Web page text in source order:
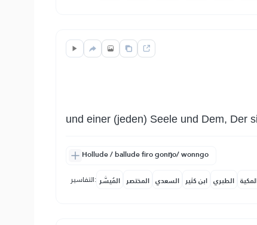
und einer (jeden) Seele und Dem, Der
Hollude / ballude firo gonŋo/ wonngo
التفاسير: المُيسَّر المختصر السعدي ابن كثير الطبري